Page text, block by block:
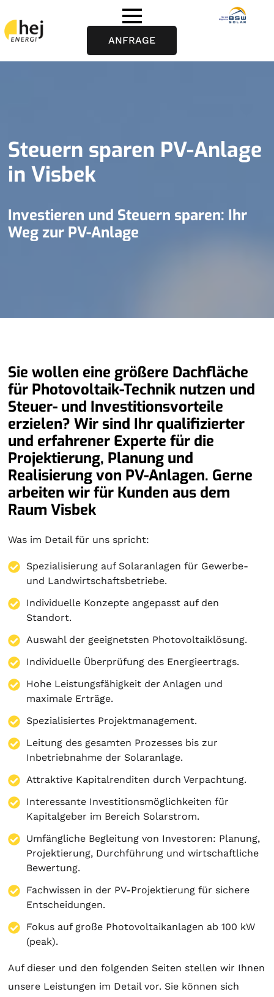
ANFRAGE
Steuern sparen PV-Anlage
in Visbek
Investieren und Steuern sparen: Ihr
Weg zur PV-Anlage
Sie wollen eine größere Dachfläche
für Photovoltaik-Technik nutzen und
Steuer- und Investitionsvorteile
erzielen? Wir sind Ihr qualifizierter
und erfahrener Experte für die
Projektierung, Planung und
Realisierung von PV-Anlagen. Gerne
arbeiten wir für Kunden aus dem
Raum Visbek
Was im Detail für uns spricht:
Spezialisierung auf Solaranlagen für Gewerbe-
und Landwirtschaftsbetriebe.
Individuelle Konzepte angepasst auf den
Standort.
Auswahl der geeignetsten Photovoltaiklösung.
Individuelle Überprüfung des Energieertrags.
Hohe Leistungsfähigkeit der Anlagen und
maximale Erträge.
Spezialisiertes Projektmanagement.
Leitung des gesamten Prozesses bis zur
Inbetriebnahme der Solaranlage.
Attraktive Kapitalrenditen durch Verpachtung.
Interessante Investitionsmöglichkeiten für
Kapitalgeber im Bereich Solarstrom.
Umfängliche Begleitung von Investoren: Planung,
Projektierung, Durchführung und wirtschaftliche
Bewertung.
Fachwissen in der PV-Projektierung für sichere
Entscheidungen.
Fokus auf große Photovoltaikanlagen ab 100 kW
(peak).
Auf dieser und den folgenden Seiten stellen wir Ihnen
unsere Leistungen im Detail vor. Sie können sich